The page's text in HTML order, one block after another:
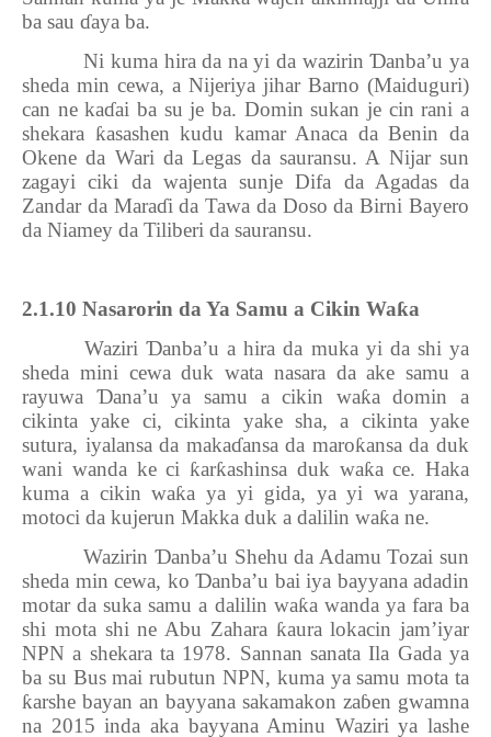
ba sau ɗaya ba.
Ni kuma hira da na yi da wazirinƊanba’u ya
sheda min cewa, a Nijeriya jihar Barno (Maiduguri)
can ne kaɗai ba su je ba. Domin sukan je cin rani a
shekara ƙasashen kudu kamar Anaca da Benin da
Okene da Wari da Legas da sauransu. A Nijar sun
zagayi ciki da wajenta sunje Difa da Agadas da
Zandar da Maraɗi da Tawa da Doso da Birni Bayero
da Niamey da Tiliberi da sauransu.
2.1.10 Nasarorin da Ya Samu a Cikin Waƙa
WaziriƊanba’u a hira da muka yi da shi ya
sheda mini cewa duk wata nasara da ake samu a
rayuwa Ɗana’u ya samu a cikin waƙa domin a
cikinta yake ci, cikinta yake sha, a cikinta yake
sutura, iyalansa da makaɗansa da maroƙansa da duk
wani wanda ke ci ƙarƙashinsa duk waƙa ce. Haka
kuma a cikin waƙa ya yi gida, ya yi wa yarana,
motoci da kujerun Makka duk a dalilin waƙa ne.
Wazirin Ɗanba’u Shehu da Adamu Tozai sun
sheda min cewa, ko Ɗanba’u bai iya bayyana adadin
motar da suka samu a dalilin waƙa wanda ya fara ba
shi mota shi ne Abu Zahara ƙaura lokacin jam’iyar
NPN a shekara ta 1978. Sannan sanata Ila Gada ya
ba su Bus mai rubutun NPN, kuma ya samu mota ta
ƙarshe bayan an bayyana sakamakon zaɓen gwamna
na 2015 inda aka bayyana Aminu Waziri ya lashe